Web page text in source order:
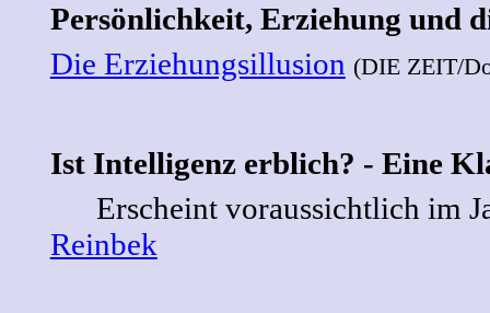
Persönlichkeit, Erziehung und
Die Erziehungsillusion (DIE ZEIT/
Ist Intelligenz erblich? - Eine
Erscheint voraussichtlich im
Reinbek